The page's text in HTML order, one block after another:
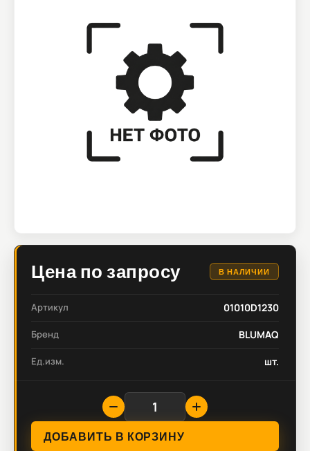
Цена по запросу В НАЛИЧИИ
Артикул 01010D1230
Бренд BLUMAQ
Ед.изм. шт.
ДОБАВИТЬ В КОРЗИНУ